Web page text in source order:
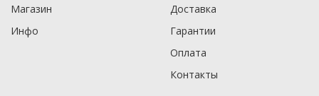
Магазин
Инфо
Доставка
Гарантии
Оплата
Контакты